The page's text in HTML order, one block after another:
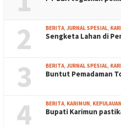
2 BERITA JURNAL SPESIAL
Sengketa Lahan di
3 BERITA JURNAL SPESIAL
Buntut Pemadaman
4 BERITA KARIMUN
Bupati Karimun